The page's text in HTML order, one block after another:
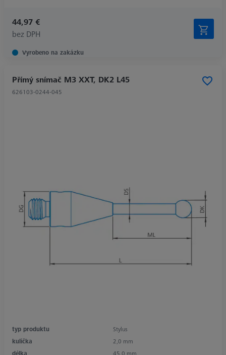
44,97 €
bez DPH
Vyrobeno na zakázku
Přímý snímač M3 XXT, DK2 L45
626103-0244-045
typ produktu
Stylus
kulička
2,0 mm
délka
45,0 mm